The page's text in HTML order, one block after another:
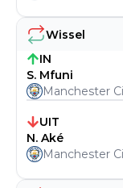
Wissel
IN
S. Mfuni
Manchester
UIT
N. Aké
Manchester